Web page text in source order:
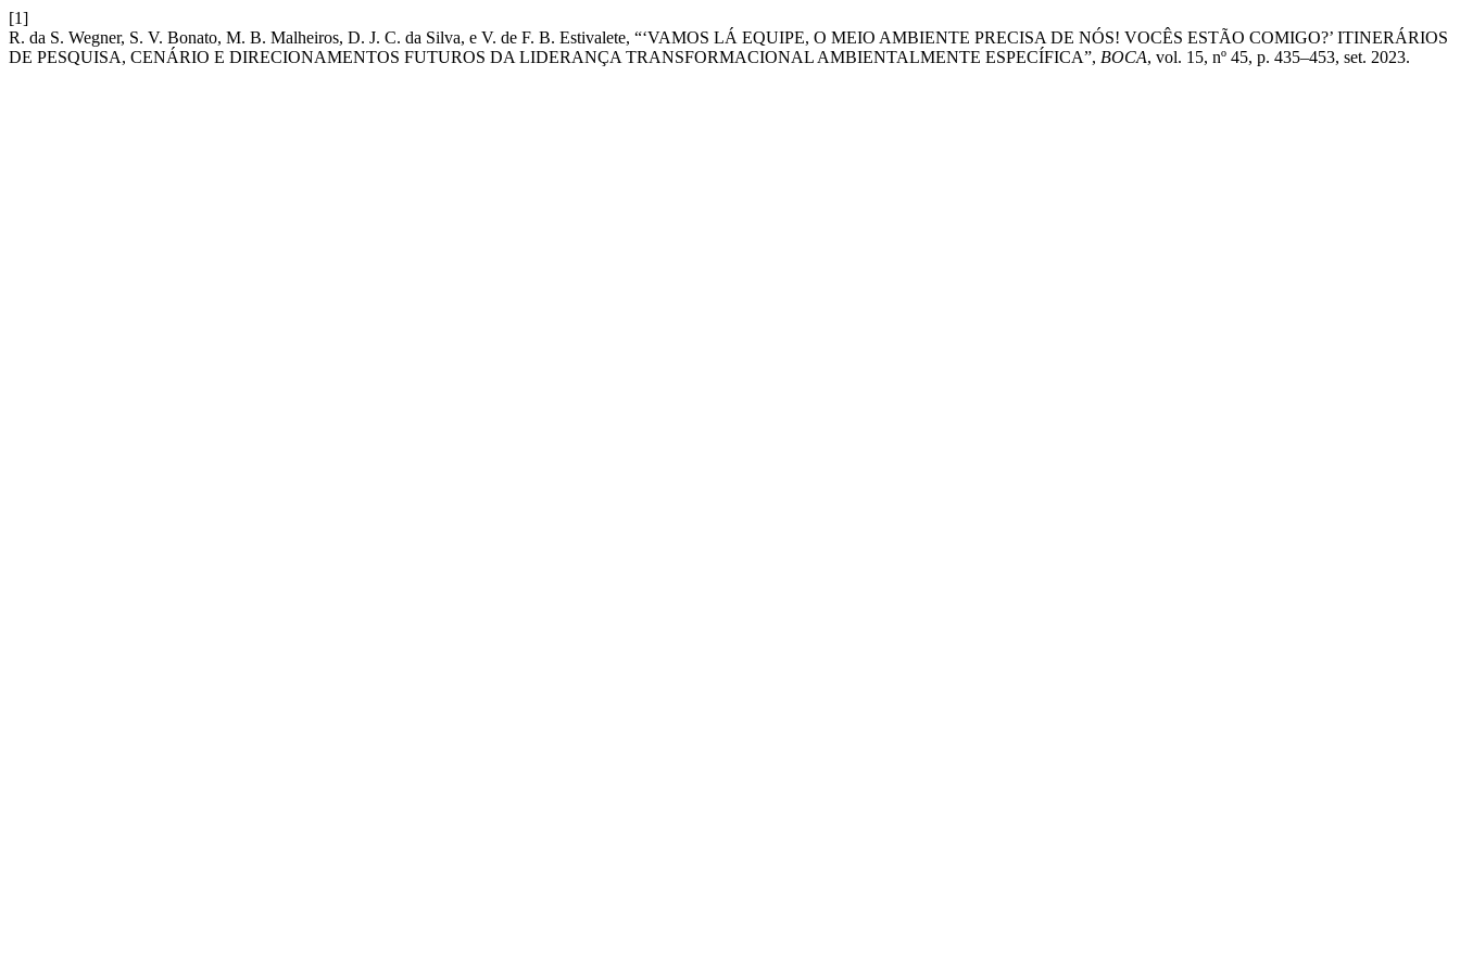
[1]
R. da S. Wegner, S. V. Bonato, M. B. Malheiros, D. J. C. da Silva, e V. de F. B. Estivalete, “‘VAMOS LÁ EQUIPE, O MEIO AMBIENTE PRECISA DE NÓS! VOCÊS ESTÃO COMIGO?’ ITINERÁRIOS
DE PESQUISA, CENÁRIO E DIRECIONAMENTOS FUTUROS DA LIDERANÇA TRANSFORMACIONAL AMBIENTALMENTE ESPECÍFICA”, BOCA, vol. 15, nº 45, p. 435–453, set. 2023.